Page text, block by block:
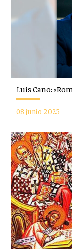
Luis Cano:
08 junio 2025